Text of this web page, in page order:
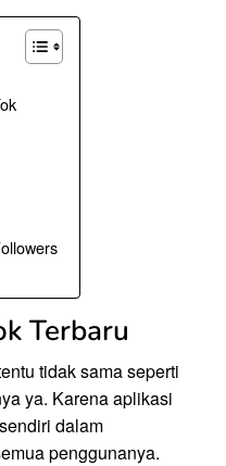
Terbaru
tidak sama seperti
ya. Karena aplikasi
dalam
penggunanya.